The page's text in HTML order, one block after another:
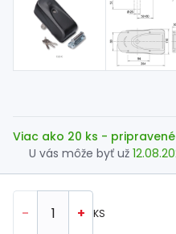
Viac ako 20 ks -
U vás môže byť už
- + KS